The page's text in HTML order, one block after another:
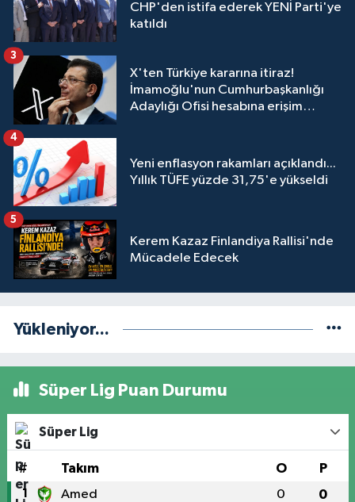
CHP'den istifa ederek YENİ Parti'ye
katıldı
X'ten Türkiye kararına itiraz!
İmamoğlu'nun Cumhurbaşkanlığı
Adaylığı Ofisi hesabına erişim
3
Yeni enflasyon rakamları açıklandı...
Yıllık TÜFE yüzde 31,75'e yükseldi
4
Kerem Kazaz Finlandiya Rallisi'nde
Mücadele Edecek
5
Yükleniyor...
Süper Lig Puan Durumu
Süper Lig
# Takım O P
1 Amed 0 0